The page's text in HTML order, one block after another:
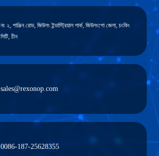
নং ২, পাঞ্জিন রোড, জিউলং ইন্ডাস্ট্রিয়াল পার্ক, জিউলংপো জেলা, চংকিং
সিটি, চীন
sales@rexonop.com
0086-187-25628355